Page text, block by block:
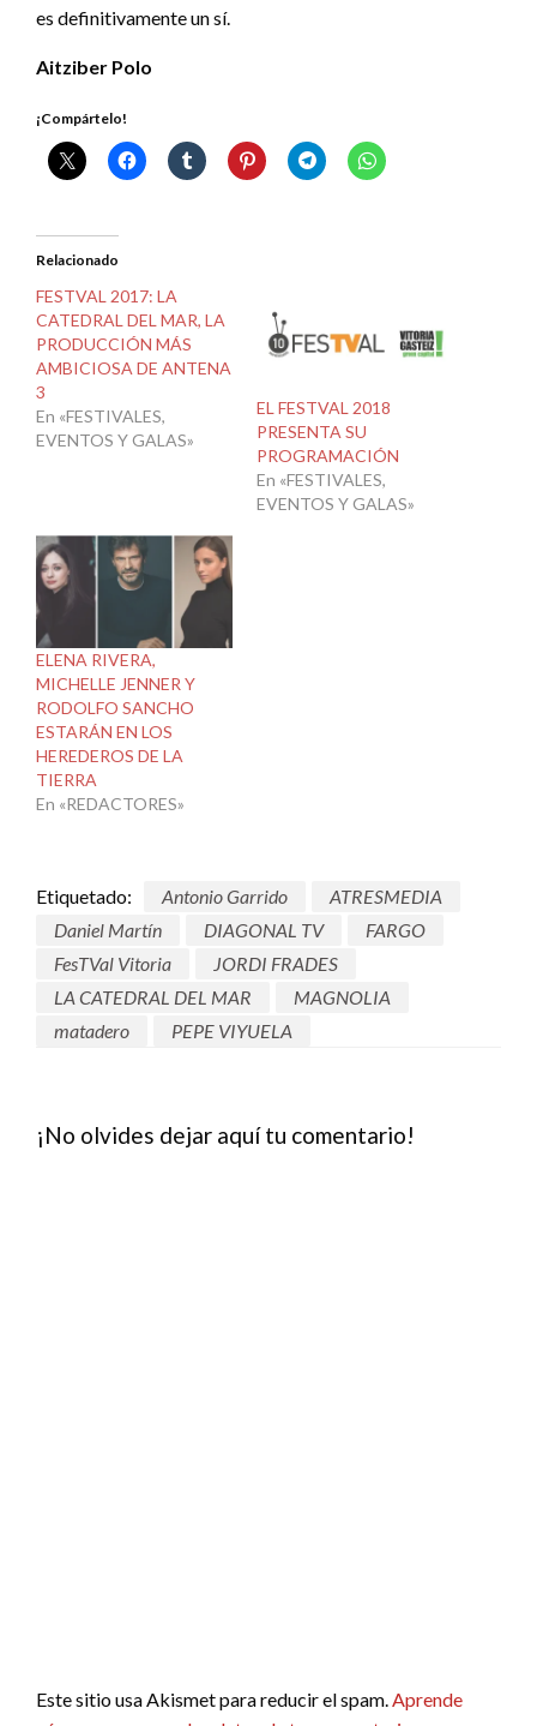
es definitivamente un sí.
Aitziber Polo
¡Compártelo!
Relacionado
FESTVAL 2017: LA
CATEDRAL DEL MAR, LA
PRODUCCIÓN MÁS
AMBICIOSA DE ANTENA
3
En «FESTIVALES,
EVENTOS Y GALAS»
EL FESTVAL 2018
PRESENTA SU
PROGRAMACIÓN
En «FESTIVALES,
EVENTOS Y GALAS»
ELENA RIVERA,
MICHELLE JENNER Y
RODOLFO SANCHO
ESTARÁN EN LOS
HEREDEROS DE LA
TIERRA
En «REDACTORES»
Etiquetado: Antonio Garrido
ATRESMEDIA
Daniel Martín
DIAGONAL TV
FARGO
FesTVal Vitoria
JORDI FRADES
LA CATEDRAL DEL MAR
MAGNOLIA
matadero
PEPE VIYUELA
¡No olvides dejar aquí tu comentario!
Este sitio usa Akismet para reducir el spam. Aprende